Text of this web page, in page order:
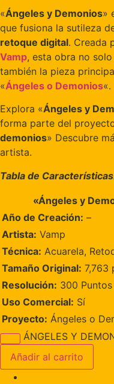
«Ángeles y Demonios»
que fusiona la sutileza
retoque digital. Creada
Vamp, esta obra no
también la pieza
«Ángeles o Demonios«.
Explora «Ángeles y
forma parte del
demonios» Descubre
artista.
Tabla de
«Ángeles y
Año de Creación: –
Artista: Vamp
Técnica: Acuarela,
Tamaño Original: 7,763
Resolución: 300
Uso Comercial: Sí
Proyecto: Ángeles o
ÁNGELES Y
Añadir al carrito